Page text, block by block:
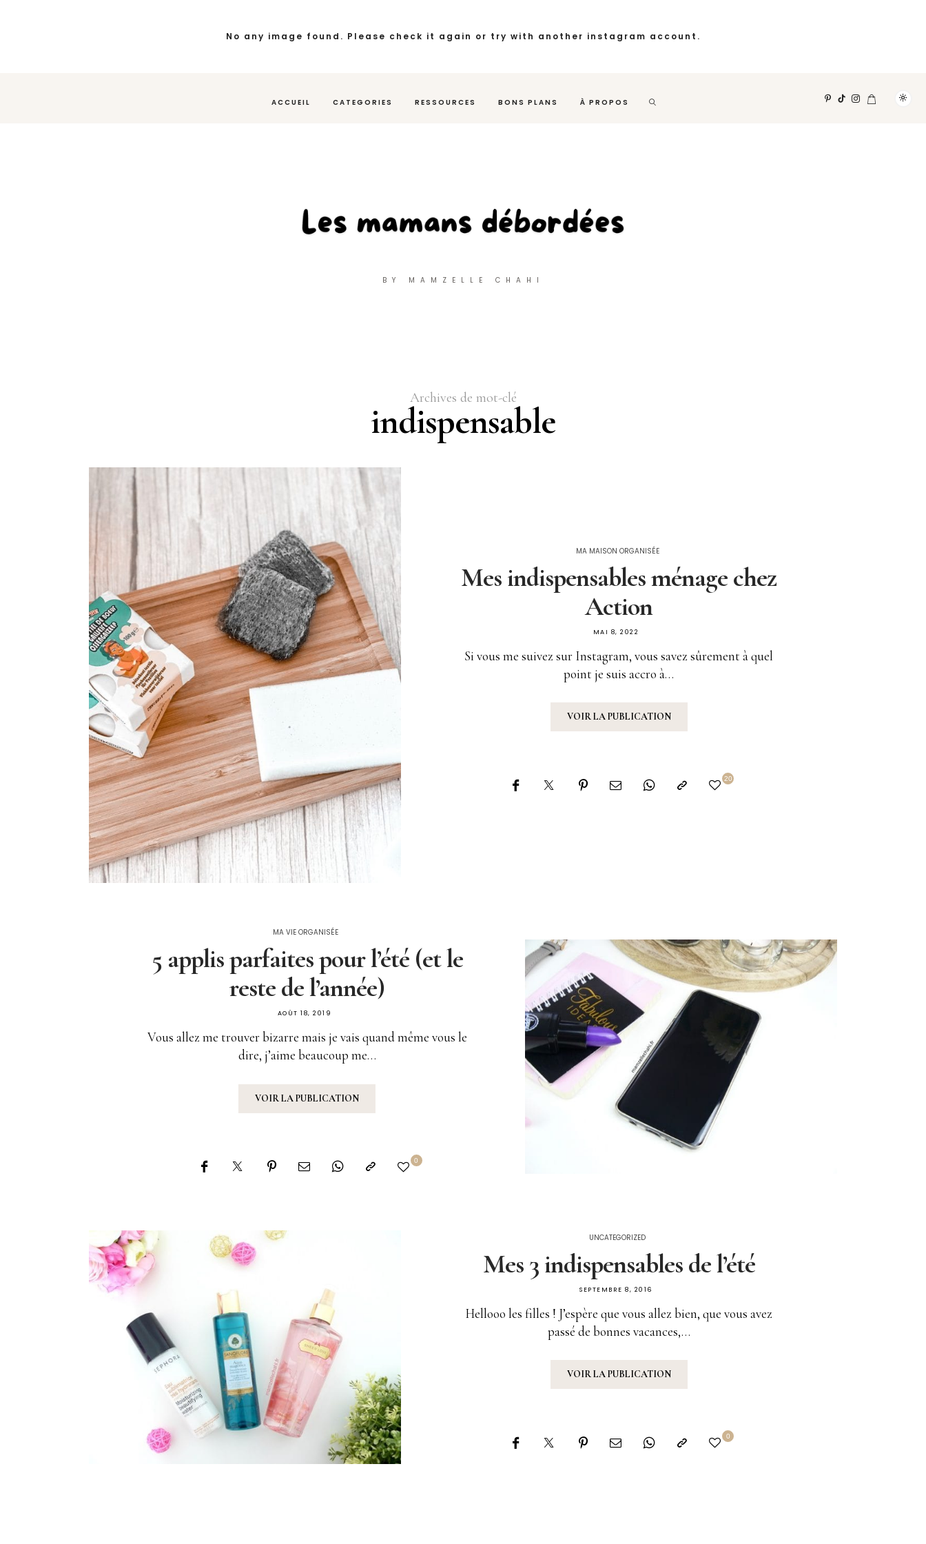
No any image found. Please check it again or try with another instagram account.
ACCUEIL CATEGORIES RESSOURCES BONS PLANS À PROPOS
BY MAMZELLE CHAHI
Archives de mot-clé
indispensable
MA MAISON ORGANISÉE
Mes indispensables ménage chez
Action
MAI 8, 2022
Si vous me suivez sur Instagram, vous savez sûrement à quel
point je suis accro à…
VOIR LA PUBLICATION
20
MA VIE ORGANISÉE
5 applis parfaites pour l’été (et le
reste de l’année)
AOÛT 18, 2019
Vous allez me trouver bizarre mais je vais quand même vous le
dire, j’aime beaucoup me…
VOIR LA PUBLICATION
0
UNCATEGORIZED
Mes 3 indispensables de l’été
SEPTEMBRE 8, 2016
Hellooo les filles ! J’espère que vous allez bien, que vous avez
passé de bonnes vacances,…
VOIR LA PUBLICATION
0